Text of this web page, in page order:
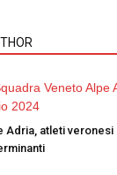
Adria, atleti veronesi